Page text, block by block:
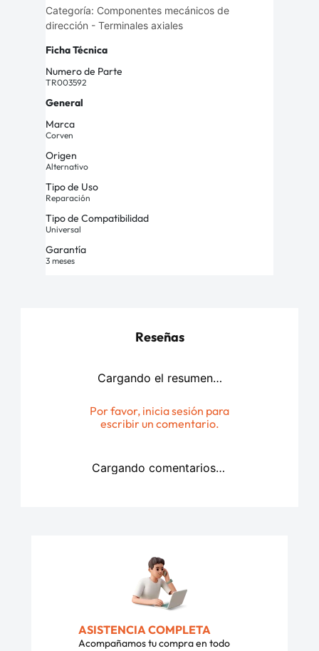
Categoría: Componentes mecánicos de
dirección - Terminales axiales
Ficha Técnica
Numero de Parte
TR003592
General
Marca
Corven
Origen
Alternativo
Tipo de Uso
Reparación
Tipo de Compatibilidad
Universal
Garantía
3 meses
Cargando el resumen…
Por favor, inicia sesión para
escribir un comentario.
Cargando comentarios…
Reseñas
ASISTENCIA COMPLETA
Acompañamos tu compra en todo